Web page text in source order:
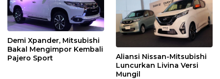
Demi Xpander, Mitsubishi
Bakal Mengimpor Kembali
Pajero Sport
Aliansi Nissan-Mitsubishi
Luncurkan Livina Versi
Mungil